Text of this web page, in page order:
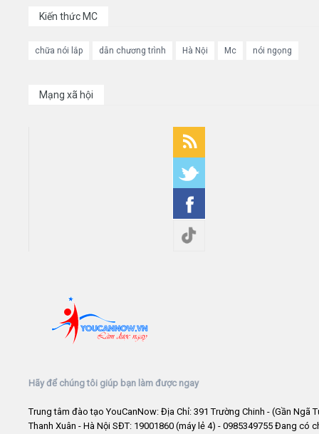
Kiến thức MC
chữa nói lắp dẫn chương trình Hà Nội Mc nói ngọng
Mạng xã hội
Hãy để chúng tôi giúp bạn làm được ngay
Trung tâm đào tạo YouCanNow: Địa Chỉ: 391 Trường Chinh - (Gần Ngã
Thanh Xuân - Hà Nội SĐT: 19001860 (máy lẻ 4) - 0985349755 Đang có